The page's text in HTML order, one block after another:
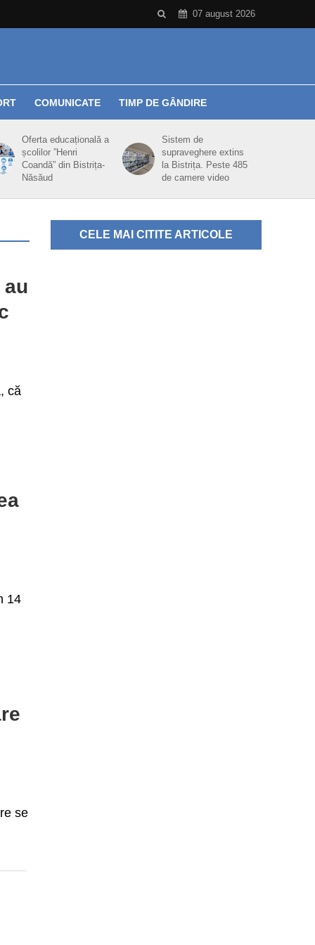
07 august 2026
COMUNICATE TIMP DE GÂNDIRE
Oferta educațională a
școlilor ”Henri
Coandă” din Bistrița-
Năsăud
Sistem de
supraveghere extins
la Bistrița. Peste 485
de camere video
că
14
se
CELE MAI CITITE ARTICOLE